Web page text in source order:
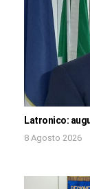
Latronico:
8 Agosto 2026